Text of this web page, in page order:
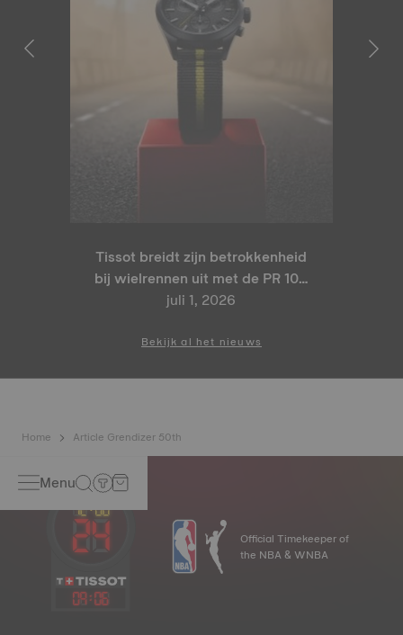
Tissot breidt zijn betrokkenheid
bij wielrennen uit met de PR 100
Tour de France 2026 Special
Edition
juli 1, 2026
Bekijk al het nieuws
Home Article Grendizer 50th
Menu
09:06
Official Timekeeper of
the NBA & WNBA